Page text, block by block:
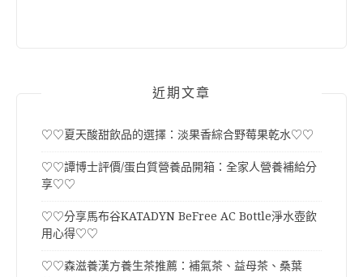
近期文章
♡♡夏天酸甜飲品的選擇：淡果香綜合野莓果乾水♡♡
♡♡譚博士評價/蛋白質營養品開箱：全家人營養補給分
享♡♡
♡♡分享馬布谷KATADYN BeFree AC Bottle淨水壺飲
用心得♡♡
♡♡森滋養漢方養生茶推薦：補氣茶、益母茶、桑葉